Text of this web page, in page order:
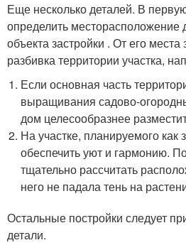
Еще несколько деталей. В
определить месторасположение
объекта застройки . От его
разбивка территории участка,
Если основная часть
выращивания садово-
дом целесообразнее
На участке, планируемого как
обеспечить уют и гармонию.
тщательно рассчитать
него не падала тень на
Остальные постройки следует
детали.